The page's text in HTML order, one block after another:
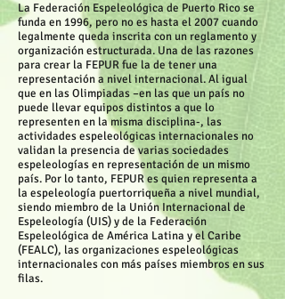
La Federación Espeleológica de Puerto Rico se
funda en 1996, pero no es hasta el 2007 cuando
legalmente queda inscrita con un reglamento y
organización estructurada. Una de las razones
para crear la FEPUR fue la de tener una
representación a nivel internacional. Al igual
que en las Olimpiadas –en las que un país no
puede llevar equipos distintos a que lo
representen en la misma disciplina-, las
actividades espeleológicas internacionales no
validan la presencia de varias sociedades
espeleologías en representación de un mismo
país. Por lo tanto, FEPUR es quien representa a
la espeleología puertorriqueña a nivel mundial,
siendo miembro de la Unión Internacional de
Espeleología (UIS) y de la Federación
Espeleológica de América Latina y el Caribe
(FEALC), las organizaciones espeleológicas
internacionales con más países miembros en sus
filas.